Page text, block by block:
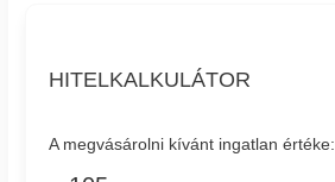
HITELKALKULÁTOR
A megvásárolni kívánt ingatlan értéke: